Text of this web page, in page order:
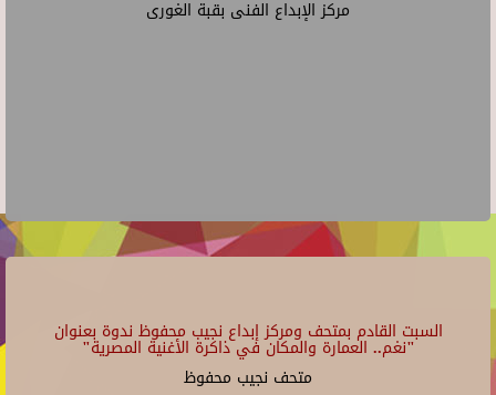
مركز الإبداع الفنى بقبة الغورى
السبت القادم بمتحف ومركز إبداع نجيب محفوظ ندوة بعنوان
"نغم.. العمارة والمكان في ذاكرة الأغنية المصرية"
متحف نجيب محفوظ